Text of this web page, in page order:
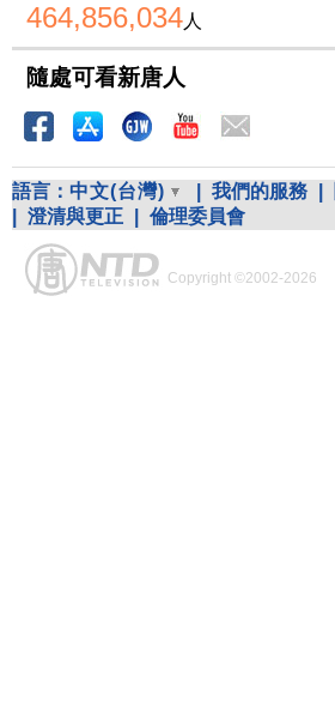
464,856,034人
隨處可看新唐人
語言： 中文(台灣) 我們的服務
澄清與更正 倫理委員會
Copyright ©2002-2026